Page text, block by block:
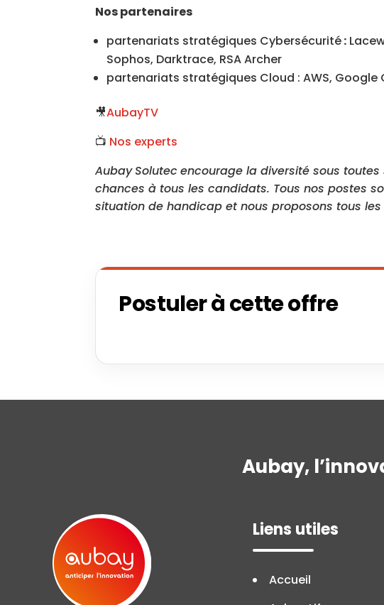
Nos partenaires
partenariats stratégiques Cybersécurité:
Sophos, Darktrace, RSA Archer
partenariats stratégiques Cloud : AWS, Google
🎥AubayTV
📺 Nos experts
AubaySolutec encourage la diversité sous
chances à tous les candidats. Tous nos postes
situation de handicap et nous proposons tous
Postuler à cette offre
Aubay,
Liens utiles
Accueil